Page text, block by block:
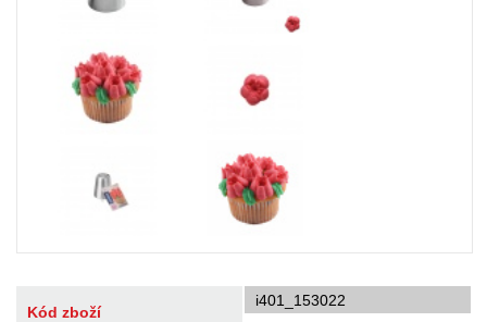
Kód zboží
i401_153022